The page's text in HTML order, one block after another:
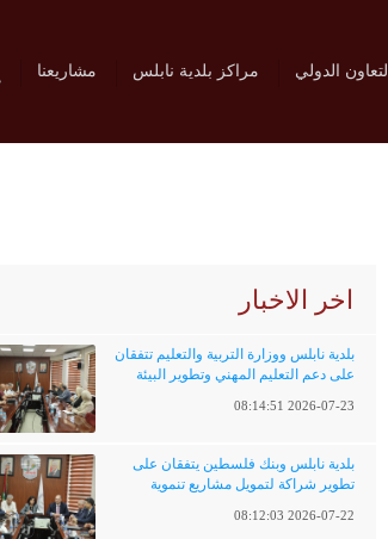
التعاون الدولي مراكز بلدية نابلس مشاريعنا
اخر الاخبار
بلدية نابلس ووزارة التربية والتعليم تتفقان
على دعم التعليم المهني وتطوير البيئة
2026-07-23 08:14:51
بلدية نابلس وبنك فلسطين يتفقان على
تطوير شراكة لتمويل مشاريع تنموية
2026-07-22 08:12:03